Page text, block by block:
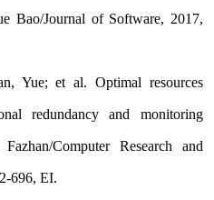
Bao/Journal of Software, 2017,
Yue; et al. Optimal resources
redundancy and monitoring
Computer Research and
696, EI.